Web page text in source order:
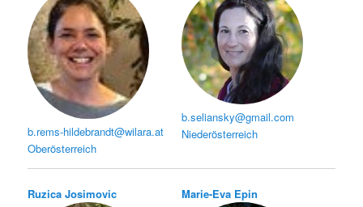
b.rems-hildebrandt@wilara.at
Oberösterreich
b.seliansky@gmail.com
Niederösterreich
Ruzica Josimovic Marie-Eva Epin